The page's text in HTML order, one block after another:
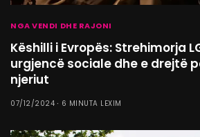
NGA VENDI DHE RAJONI
Këshilli i Evropës: Strehimorja
urgjencë sociale dhe e drejtë
njeriut
07/12/2024 6 MINUTA LEXIM